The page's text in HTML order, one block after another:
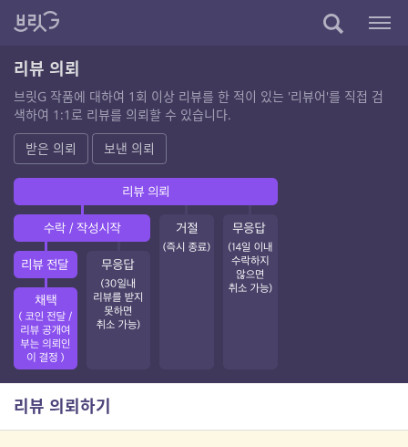
리뷰 의뢰
브릿G 작품에 대하여 1회 이상 리뷰를 한 적이 있는 '리뷰어'를 직접 검
색하여 1:1로 리뷰를 의뢰할 수 있습니다.
받은 의뢰
보낸 의뢰
리뷰 의뢰하기